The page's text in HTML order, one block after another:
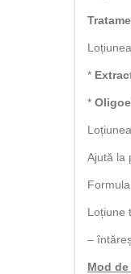
*
*
Ajută la
Loțiune
–
Mod